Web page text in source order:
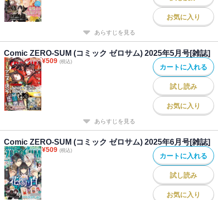
お気に入り
あらすじを見る
Comic ZERO-SUM (コミック ゼロサム) 2025年5月号[雑誌]
¥509 (税込)
カートに入れる
試し読み
お気に入り
あらすじを見る
Comic ZERO-SUM (コミック ゼロサム) 2025年6月号[雑誌]
¥509 (税込)
カートに入れる
試し読み
お気に入り